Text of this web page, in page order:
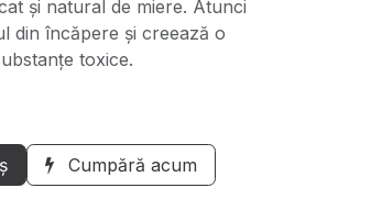
și natural de miere. Atunci
din încăpere și creează o
toxice.
Cumpără acum